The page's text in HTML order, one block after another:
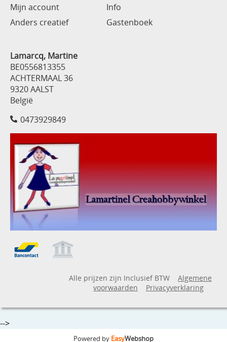
Mijn account
Info
Anders creatief
Gastenboek
Lamarcq, Martine
BE0556813355
ACHTERMAAL 36
9320 AALST
België
0473929849
Alle prijzen zijn Inclusief BTW
Algemene
voorwaarden
Privacyverklaring
-->
Powered by EasyWebshop